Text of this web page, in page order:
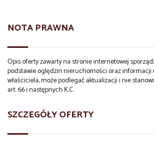
NOTA PRAWNA
Opis oferty zawarty na stronie internetowej
podstawie oględzin nieruchomości oraz informacji
właściciela, może podlegać aktualizacji i nie
art. 66 i następnych K.C.
SZCZEGÓŁY OFERTY